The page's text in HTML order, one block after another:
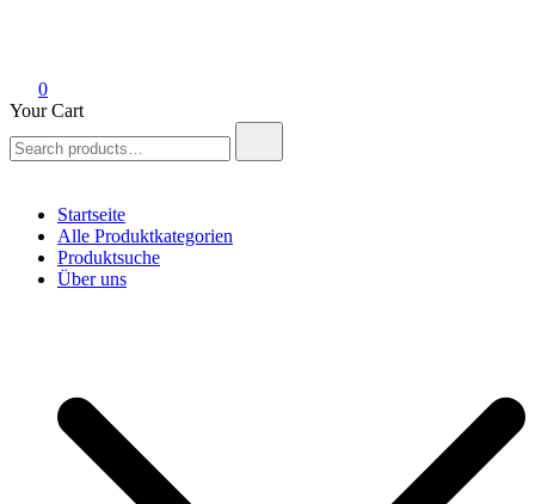
0
Your Cart
for:
Startseite
Alle Produktkategorien
Produktsuche
Über uns